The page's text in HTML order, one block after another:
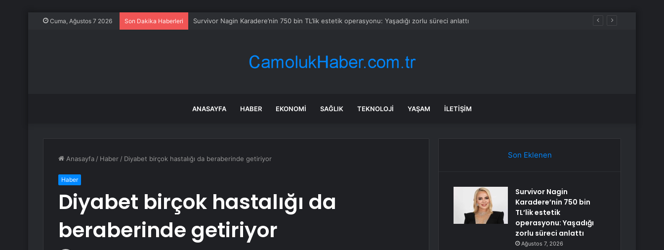
Cuma, Ağustos 7 2026 Son Dakika Haberleri Akaryakıta indirim geldi: Tabela değişti
ANASAYFA HABER EKONOMI SAĞLIK TEKNOLOJI YAŞAM İLETIŞIM
Anasayfa / Haber / Diyabet birçok hastalığı da beraberinde getiriyor
Haber
Diyabet birçok hastalığı da
beraberinde getiriyor
Son Eklenen
Survivor Nagin
Karadere’nin 750 bin
TL’lik estetik
operasyonu: Yaşadığı
zorlu süreci anlattı
Ağustos 7, 2026